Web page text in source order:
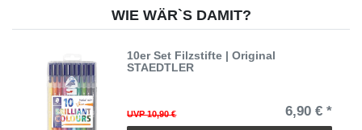
WIE WÄR`S DAMIT?
10er Set Filzstifte | Original
STAEDTLER
UVP 10,90 € 6,90 € *